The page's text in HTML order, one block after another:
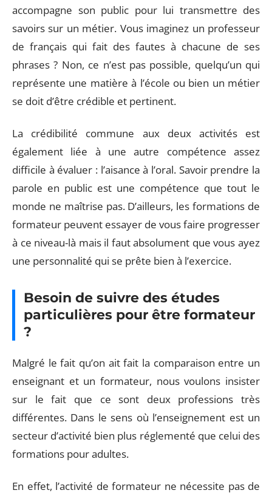
accompagne son public pour lui transmettre des
savoirs sur un métier. Vous imaginez un professeur
de français qui fait des fautes à chacune de ses
phrases ? Non, ce n’est pas possible, quelqu’un qui
représente une matière à l’école ou bien un métier
se doit d’être crédible et pertinent.
La crédibilité commune aux deux activités est
également liée à une autre compétence assez
difficile à évaluer : l’aisance à l’oral. Savoir prendre la
parole en public est une compétence que tout le
monde ne maîtrise pas. D’ailleurs, les formations de
formateur peuvent essayer de vous faire progresser
à ce niveau-là mais il faut absolument que vous ayez
une personnalité qui se prête bien à l’exercice.
Besoin de suivre des études
particulières pour être formateur
?
Malgré le fait qu’on ait fait la comparaison entre un
enseignant et un formateur, nous voulons insister
sur le fait que ce sont deux professions très
différentes. Dans le sens où l’enseignement est un
secteur d’activité bien plus réglementé que celui des
formations pour adultes.
En effet, l’activité de formateur ne nécessite pas de